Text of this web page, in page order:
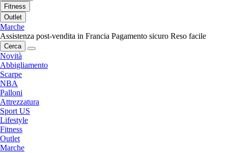
Fitness
Outlet
Marche
Assistenza post-vendita in Francia Pagamento sicuro Reso facile
Cerca
Novità
Abbigliamento
Scarpe
NBA
Palloni
Attrezzatura
Sport US
Lifestyle
Fitness
Outlet
Marche